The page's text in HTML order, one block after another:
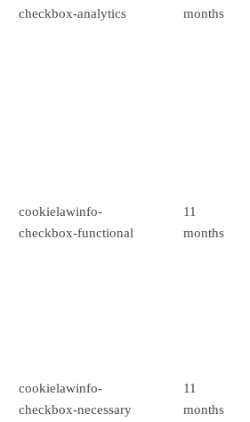
checkbox-analytics
months
cookielawinfo-
checkbox-functional
11
months
cookielawinfo-
checkbox-necessary
11
months